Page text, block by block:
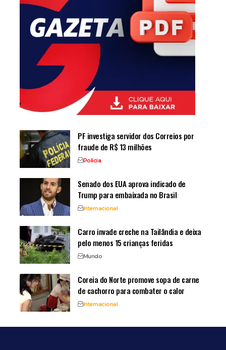
PF investiga servidor dos Correios por
fraude de R$ 13 milhões
Polícia
Senado dos EUA aprova indicado de
Trump para embaixada no Brasil
Internacional
Carro invade creche na Tailândia e deixa
pelo menos 15 crianças feridas
Mundo
Coreia do Norte promove sopa de carne
de cachorro para combater o calor
Internacional